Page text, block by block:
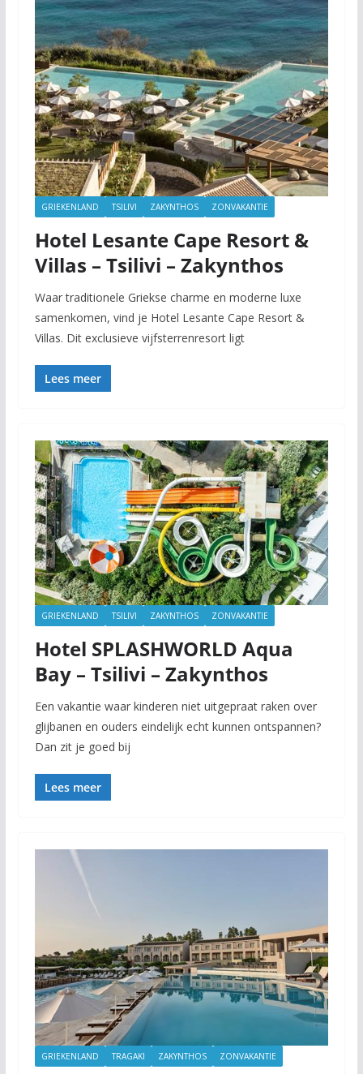
GRIEKENLAND TSILIVI ZAKYNTHOS ZONVAKANTIE
Hotel Lesante Cape Resort &
Villas – Tsilivi – Zakynthos
Waar traditionele Griekse charme en moderne luxe
samenkomen, vind je Hotel Lesante Cape Resort &
Villas. Dit exclusieve vijfsterrenresort ligt
Lees meer
GRIEKENLAND TSILIVI ZAKYNTHOS ZONVAKANTIE
Hotel SPLASHWORLD Aqua
Bay – Tsilivi – Zakynthos
Een vakantie waar kinderen niet uitgepraat raken over
glijbanen en ouders eindelijk echt kunnen ontspannen?
Dan zit je goed bij
Lees meer
GRIEKENLAND TRAGAKI ZAKYNTHOS ZONVAKANTIE